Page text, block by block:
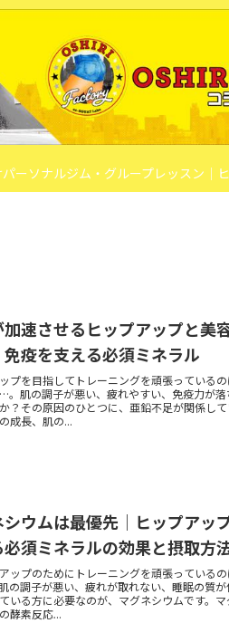
ーソナルジム・グループレッスン｜
速させるヒップアップと美
疫を支える必須ミネラル
プを目指してトレーニングを頑張っている
。肌の調子が悪い、疲れやすい、免疫力が
？その原因のひとつに、亜鉛不足が関係し
成長、肌の...
シウムは最優先｜ヒップアッ
必須ミネラルの効果と摂取方
アップのためにトレーニングを頑張っている
の調子が悪い、疲れが取れない、睡眠の質
いる方に必要なのが、マグネシウムです。
酵素反応...